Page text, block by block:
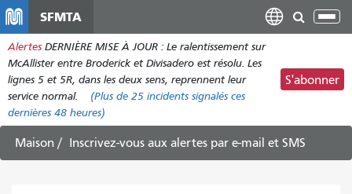
contenu
principal
SFMTA
Alertes DERNIÈRE MISE À JOUR : Le ralentissement sur
McAllister entre Broderick et Divisadero est résolu. Les
lignes 5 et 5R, dans les deux sens, reprennent leur
service normal.
(Plus de 25 incidents signalés ces
dernières 48 heures)
S'abonner
Maison Inscrivez-vous aux alertes par e-mail et SMS